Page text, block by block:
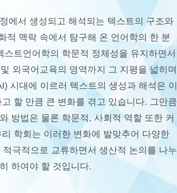
에서 생성되고 해석되는 텍스트의 구조와
적 맥락 속에서 탐구해 온 언어학의 한 분
트언어학의 학문적 정체성을 유지하면서
외국어교육의 영역까지 그 지평을 넓히며
시대에 이르러 텍스트의 생성과 해석은 이
할 만큼 큰 변화를 겪고 있습니다. 그만큼
방법은 물론 학문적, 사회적 역할 또한 커
학회는 이러한 변화에 발맞추어 다양한
극적으로 교류하면서 생산적 논의를 나누
하여야 할 것입니다.